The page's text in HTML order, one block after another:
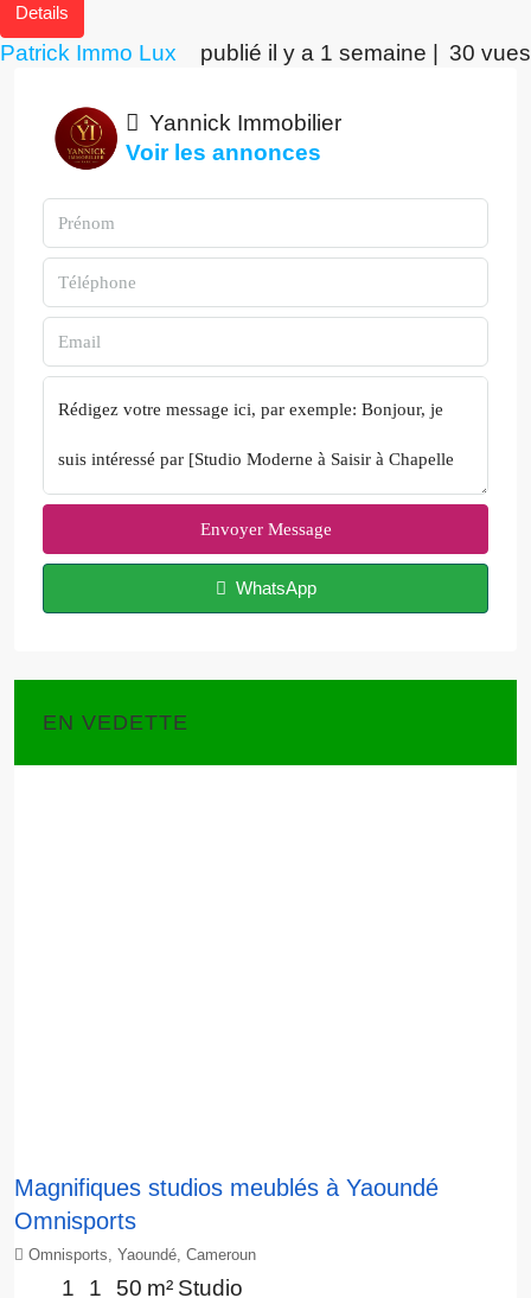
Details
Patrick Immo Lux publié il y a 1 semaine | 30 vues
Yannick Immobilier
Voir les annonces
Envoyer Message
WhatsApp
EN VEDETTE
Magnifiques studios meublés à Yaoundé
Omnisports
Omnisports, Yaoundé, Cameroun
1 1 50 m² Studio